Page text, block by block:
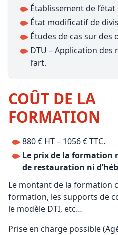
Établissement de
État modificatif de
Études de cas sur des
DTU – Application
l’art.
COÛT DE LA
FORMATION
880 € HT – 1056 € TTC.
Le prix de la formation
de restauration ni
Le montant de la formation
formation, les supports de
le modèle DTI, etc…
Prise en charge possible